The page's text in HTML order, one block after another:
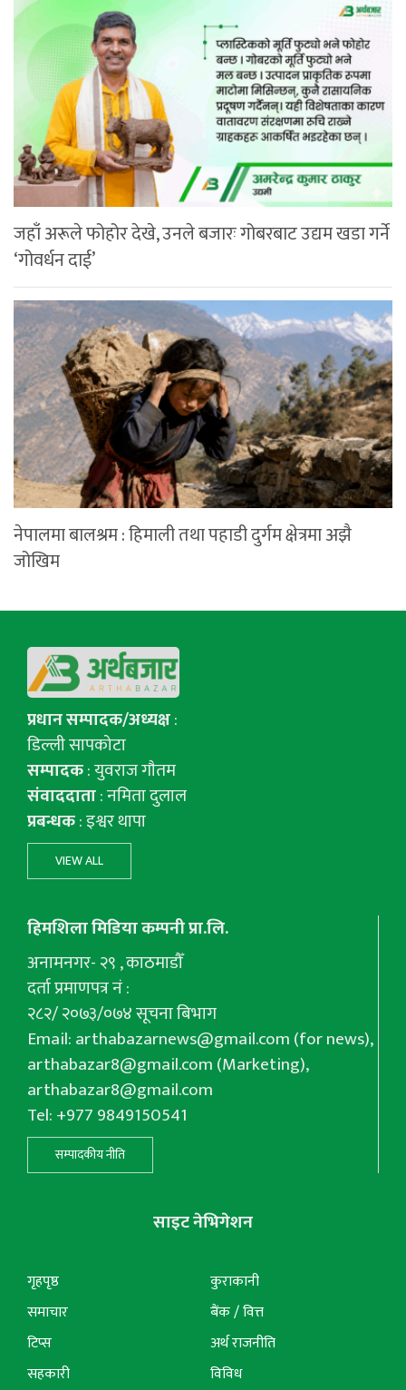
जहाँ अरूले फोहोर देखे, उनले बजारः गोबरबाट उद्यम खडा गर्ने
‘गोवर्धन दाई’
नेपालमा बालश्रम : हिमाली तथा पहाडी दुर्गम क्षेत्रमा अझै
जोखिम
प्रधान सम्पादक/अध्यक्ष:
डिल्ली सापकोटा
सम्पादक: युवराज गाैतम
संवाददाता: नमिता दुलाल
प्रबन्धक: इश्वर थापा
VIEW ALL
हिमशिला मिडिया कम्पनी प्रा.लि.
अनामनगर- २९ , काठमाडौँ
दर्ता प्रमाणपत्र नं :
२८२/ २०७३/०७४ सूचना बिभाग
Email:arthabazarnews@gmail.com(for news),
arthabazar8@gmail.com(Marketing),
arthabazar8@gmail.com
Tel: +977 9849150541
सम्पादकीय नीति
साइट नेभिगेशन
गृहपृष्ठ
समाचार
टिप्स
सहकारी
कुराकानी
बैंक / वित्त
अर्थ राजनीति
विविध